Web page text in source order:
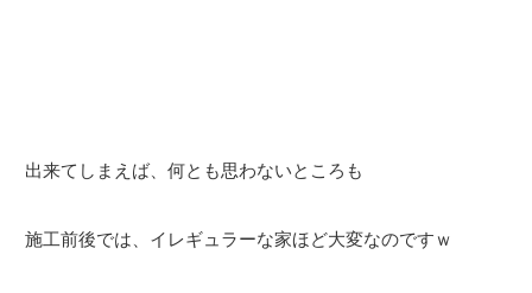
出来てしまえば、何とも思わないところも
施工前後では、イレギュラーな家ほど大変なのですｗ